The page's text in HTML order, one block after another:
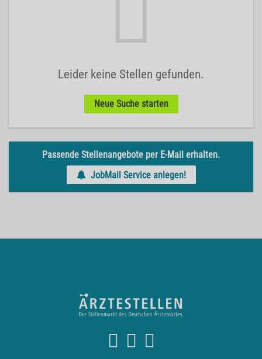
Leider keine Stellen gefunden.
Neue Suche starten
Passende Stellenangebote per E-Mail erhalten.
JobMail Service anlegen!